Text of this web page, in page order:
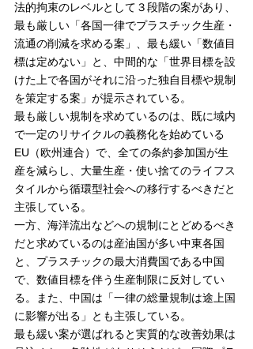
法的拘束のレベルとして３段階の案があり、
最も厳しい「各国一律でプラスチック生産・
流通の削減を求める案」、最も緩い「数値目
標は定めない」と、中間的な「世界目標を設
けた上で各国がそれに沿った独自目標や規制
を策定する案」が提示されている。
最も厳しい規制を求めているのは、既に域内
で一定のリサイクルの義務化を始めている
EU（欧州連合）で、全ての条約参加国が生
産を減らし、大量生産・使い捨てのライフス
タイルから循環型社会への移行するべきだと
主張している。
一方、海洋流出などへの規制にとどめるべき
だと求めているのは産油国が多い中東各国
と、プラスチックの最大消費国である中国
で、数値目標を伴う生産制限に反対してい
る。また、中国は「一律の総量規制は途上国
に影響が出る」とも主張している。
最も緩い案が選ばれると実質的な改善効果は